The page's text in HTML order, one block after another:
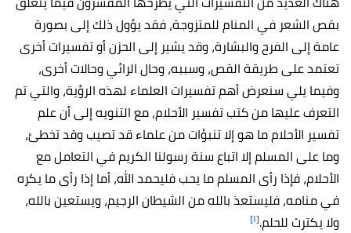
بقص الشعر في المنام للمتزوجة، فقد يؤول ذلك إلى بصورة
عامة إلى الفرح والبشارة، وقد يشير إلى الحزن أو تفسيرات أخرى
تعتمد على طريقة القص، وسببه، وحال الرائي وحالات أخرى،
وفيما يلي سنعرض أهم تفسيرات العلماء لهذه الرؤية، والتي تم
التعرف عليها من كتب تفسير الأحلام، مع التنويه إلى أن علم
تفسير الأحلام ما هو إلا تنبؤات من علماء قد تصيب وقد تخطئ،
وما على المسلم إلا اتباع سنة رسولنا الكريم في التعامل مع
الأحلام، فإذا رأى المسلم ما يحب فليحمد الله، أما إذا رأى ما يكره
في منامه، فليستعذ بالله من الشيطان الرجيم، ويستعين بالله،
ولا يكترث للحلم.[١]